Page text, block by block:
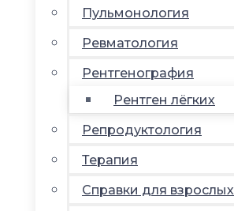
Пульмонология
Ревматология
Рентгенография
Рентген лёгких
Репродуктология
Терапия
Справки для взрослых